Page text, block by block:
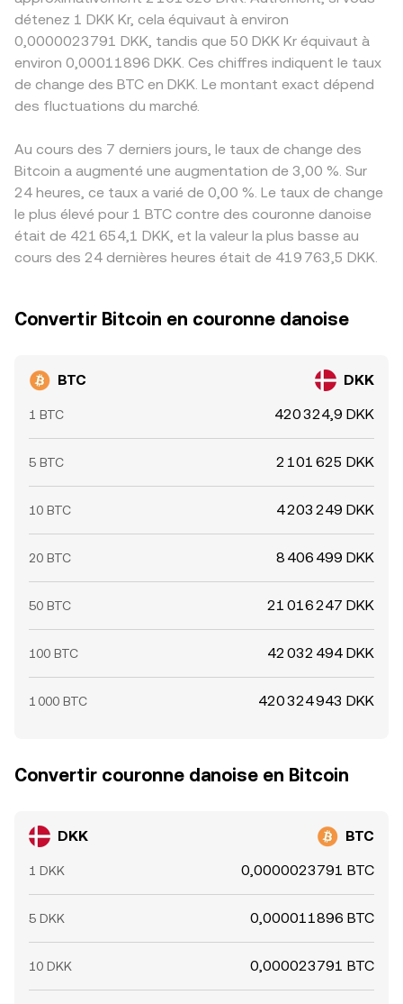
détenez 1 DKK Kr, cela équivaut à environ
0,0000023791 DKK, tandis que 50 DKK Kr équivaut à
environ 0,00011896 DKK. Ces chiffres indiquent le taux
de change des BTC en DKK. Le montant exact dépend
des fluctuations du marché.
Au cours des 7 derniers jours, le taux de change des
Bitcoin a augmenté une augmentation de 3,00 %. Sur
24 heures, ce taux a varié de 0,00 %. Le taux de change
le plus élevé pour 1 BTC contre des couronne danoise
était de 421 654,1 DKK, et la valeur la plus basse au
cours des 24 dernières heures était de 419 763,5 DKK.
Convertir Bitcoin en couronne danoise
BTC DKK
1 BTC 420 324,9 DKK
5 BTC 2 101 625 DKK
10 BTC 4 203 249 DKK
20 BTC 8 406 499 DKK
50 BTC 21 016 247 DKK
100 BTC 42 032 494 DKK
1 000 BTC 420 324 943 DKK
Convertir couronne danoise en Bitcoin
DKK BTC
1 DKK 0,0000023791 BTC
5 DKK 0,000011896 BTC
10 DKK 0,000023791 BTC